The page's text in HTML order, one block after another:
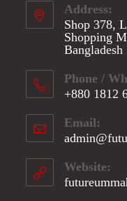
Address:
Shop 378,
Shopping
Bangladesh
Phone /
+880 1812
in
your
application
Email:
Website: